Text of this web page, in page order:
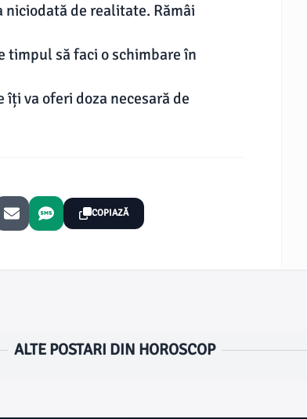
de realitate. Rămâi
timpul să faci o schimbare în
va oferi doza necesară de
COPIAZĂ
ALTE POSTARI DIN HOROSCOP